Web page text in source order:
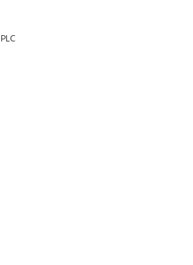
PLC